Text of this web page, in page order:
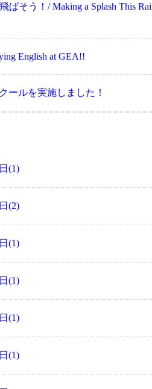
ばそう！/ Making a Splash This
English at GEA!!
ールを実施しました！
(1)
(2)
(1)
(1)
(1)
(1)